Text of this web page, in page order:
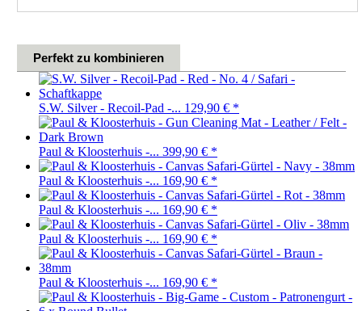
Perfekt zu kombinieren
S.W. Silver - Recoil-Pad -... 129,90 € *
Paul & Kloosterhuis -... 399,90 € *
Paul & Kloosterhuis -... 169,90 € *
Paul & Kloosterhuis -... 169,90 € *
Paul & Kloosterhuis -... 169,90 € *
Paul & Kloosterhuis -... 169,90 € *